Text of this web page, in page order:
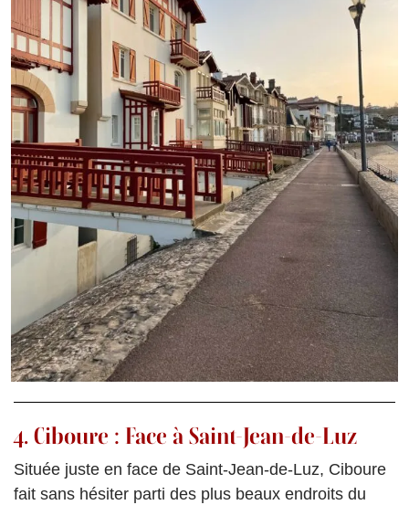
4. Ciboure : Face à Saint-Jean-de-Luz
Située juste en face de Saint-Jean-de-Luz, Ciboure
fait sans hésiter parti des plus beaux endroits du